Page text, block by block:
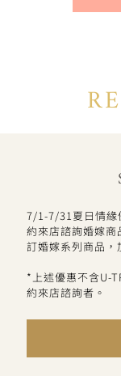
7/1-7/31夏日情緣
約來店諮詢婚嫁
訂婚嫁系列商品
*上述優惠不含U-
約來店諮詢者。